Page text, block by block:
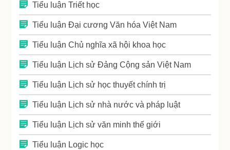
Tiểu luận Triết học
Tiểu luận Đại cương Văn hóa Việt Nam
Tiểu luận Chủ nghĩa xã hội khoa học
Tiểu luận Lịch sử Đảng Cộng sản Việt Nam
Tiểu luận Lịch sử học thuyết chính trị
Tiểu luận Lịch sử nhà nước và pháp luật
Tiểu luận Lịch sử văn minh thế giới
Tiểu luận Logic học